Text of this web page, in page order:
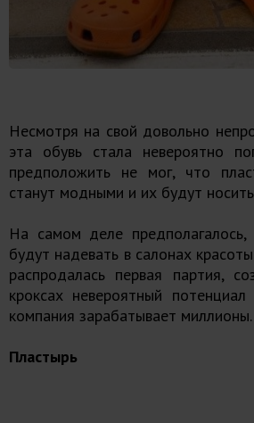
Несмотря на свой довольно
эта обувь стала невероятно
предположить не мог, что
станут модными и их будут
На самом деле
будут надевать в салонах
распродалась первая партия,
кроксах невероятный
компания зарабатывает миллионы.
Пластырь